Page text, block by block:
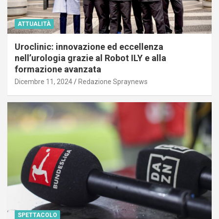
ATTUALITÀ
Uroclinic: innovazione ed eccellenza
nell’urologia grazie al Robot ILY e alla
formazione avanzata
Dicembre 11, 2024 Redazione Spraynews
SPETTACOLO